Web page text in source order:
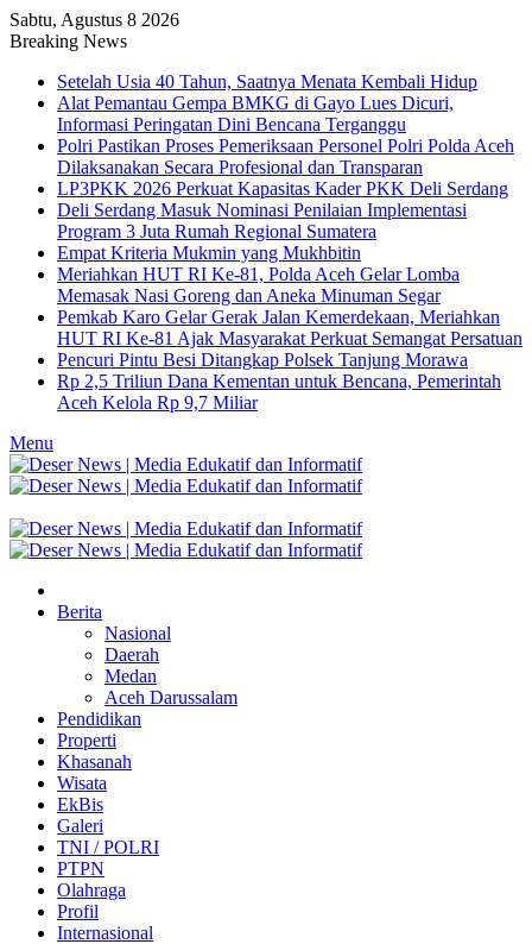
Sabtu, Agustus 8 2026
Breaking News
Setelah Usia 40 Tahun, Saatnya Menata Kembali Hidup
Alat Pemantau Gempa BMKG di Gayo Lues Dicuri,
Informasi Peringatan Dini Bencana Terganggu
Polri Pastikan Proses Pemeriksaan Personel Polri Polda Aceh
Dilaksanakan Secara Profesional dan Transparan
LP3PKK 2026 Perkuat Kapasitas Kader PKK Deli Serdang
Deli Serdang Masuk Nominasi Penilaian Implementasi
Program 3 Juta Rumah Regional Sumatera
Empat Kriteria Mukmin yang Mukhbitin
Meriahkan HUT RI Ke-81, Polda Aceh Gelar Lomba
Memasak Nasi Goreng dan Aneka Minuman Segar
Pemkab Karo Gelar Gerak Jalan Kemerdekaan, Meriahkan
HUT RI Ke-81 Ajak Masyarakat Perkuat Semangat Persatuan
Pencuri Pintu Besi Ditangkap Polsek Tanjung Morawa
Rp 2,5 Triliun Dana Kementan untuk Bencana, Pemerintah
Aceh Kelola Rp 9,7 Miliar
Menu
Berita
Nasional
Daerah
Medan
Aceh Darussalam
Pendidikan
Properti
Khasanah
Wisata
EkBis
Galeri
TNI / POLRI
PTPN
Olahraga
Profil
Internasional